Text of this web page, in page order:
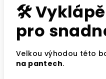
🛠
pro
Velkou výhodou této
na pantech.